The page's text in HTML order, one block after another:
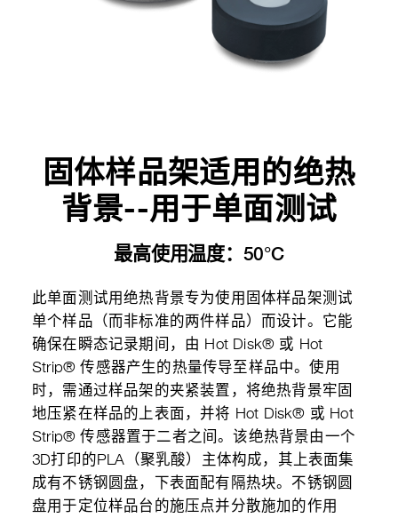
固体样品架适用的绝热
背景--用于单面测试
最高使用温度：50°C
此单面测试用绝热背景专为使用固体样品架测试
单个样品（而非标准的两件样品）而设计。它能
确保在瞬态记录期间，由 Hot Disk® 或 Hot
Strip® 传感器产生的热量传导至样品中。使用
时，需通过样品架的夹紧装置，将绝热背景牢固
地压紧在样品的上表面，并将 Hot Disk® 或 Hot
Strip® 传感器置于二者之间。该绝热背景由一个
3D打印的PLA（聚乳酸）主体构成，其上表面集
成有不锈钢圆盘，下表面配有隔热块。不锈钢圆
盘用于定位样品台的施压点并分散施加的作用